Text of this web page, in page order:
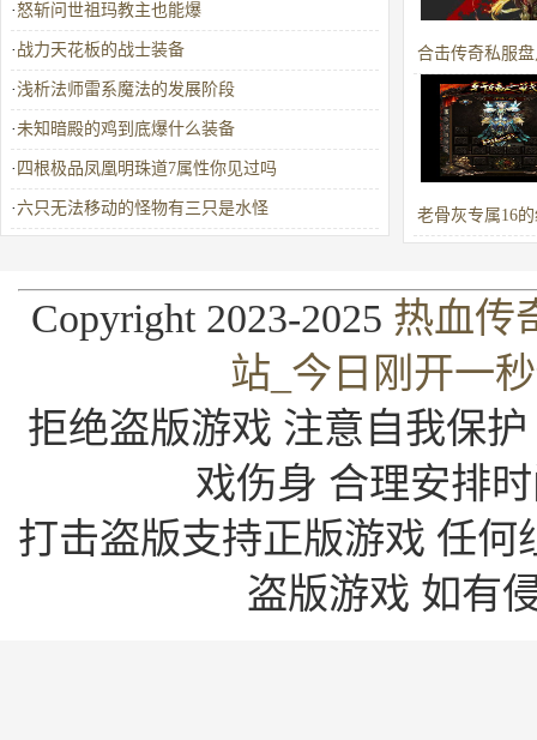
·怒斩问世祖玛教主也能爆
· 战力天花板的战士装备
·浅析法师雷系魔法的发展阶段
·未知暗殿的鸡到底爆什么装备
· 四根极品凤凰明珠道7属性你见过吗
·六只无法移动的怪物有三只是水怪
合击传奇私服
攻50裁决
老骨灰专属16
Copyright 2023-2025 热血传
站_今日刚开一
拒绝盗版游戏 注意自我保
戏伤身 合理安排
打击盗版支持正版游戏 任
盗版游戏 如有